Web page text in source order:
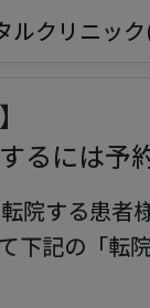
ルクリニッ
るには予
院する患者
下記の「転